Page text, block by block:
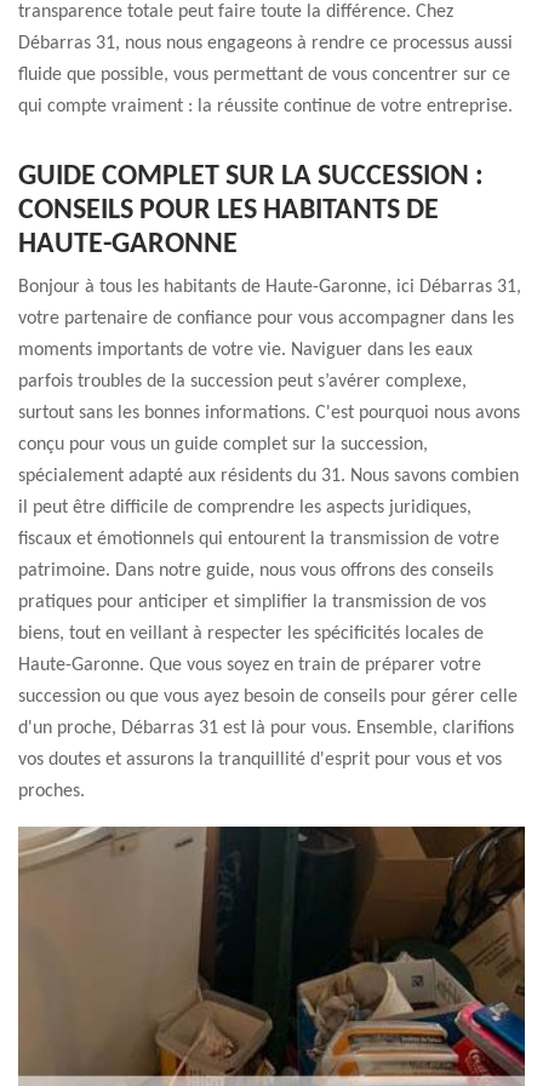
transparence totale peut faire toute la différence. Chez
Débarras 31, nous nous engageons à rendre ce processus aussi
fluide que possible, vous permettant de vous concentrer sur ce
qui compte vraiment : la réussite continue de votre entreprise.
GUIDE COMPLET SUR LA SUCCESSION :
CONSEILS POUR LES HABITANTS DE
HAUTE-GARONNE
Bonjour à tous les habitants de Haute-Garonne, ici Débarras 31,
votre partenaire de confiance pour vous accompagner dans les
moments importants de votre vie. Naviguer dans les eaux
parfois troubles de la succession peut s’avérer complexe,
surtout sans les bonnes informations. C'est pourquoi nous avons
conçu pour vous un guide complet sur la succession,
spécialement adapté aux résidents du 31. Nous savons combien
il peut être difficile de comprendre les aspects juridiques,
fiscaux et émotionnels qui entourent la transmission de votre
patrimoine. Dans notre guide, nous vous offrons des conseils
pratiques pour anticiper et simplifier la transmission de vos
biens, tout en veillant à respecter les spécificités locales de
Haute-Garonne. Que vous soyez en train de préparer votre
succession ou que vous ayez besoin de conseils pour gérer celle
d'un proche, Débarras 31 est là pour vous. Ensemble, clarifions
vos doutes et assurons la tranquillité d'esprit pour vous et vos
proches.